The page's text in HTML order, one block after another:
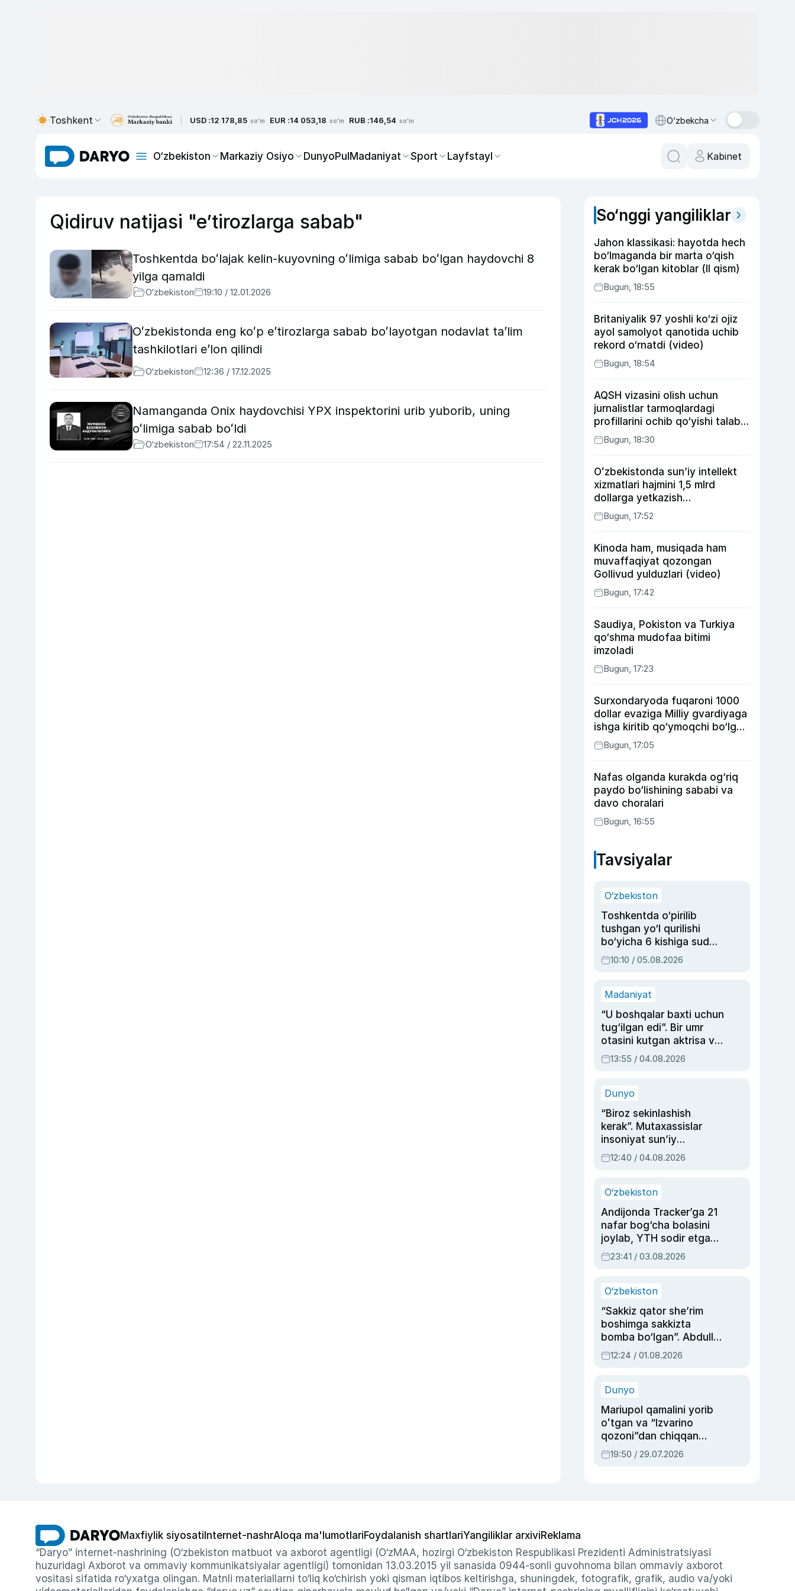
Toshkent USD :12 178,85 so'm EUR :14 053,18 so'm RUB :146,54 so'm O‘zbekcha
O‘zbekiston Markaziy Osiyo DunyoPulMadaniyat Sport Layfstayl Kabinet
Qidiruv natijasi "eʼtirozlarga sabab"
Toshkentda boʻlajak kelin-kuyovning oʻlimiga sabab boʻlgan haydovchi 8
yilga qamaldi
O‘zbekiston 19:10 / 12.01.2026
Oʻzbekistonda eng koʻp eʼtirozlarga sabab boʻlayotgan nodavlat taʼlim
tashkilotlari eʼlon qilindi
O‘zbekiston 12:36 / 17.12.2025
Namanganda Onix haydovchisi YPX inspektorini urib yuborib, uning
oʻlimiga sabab boʻldi
O‘zbekiston 17:54 / 22.11.2025
So‘nggi yangiliklar
Jahon klassikasi: hayotda hech
bo‘lmaganda bir marta o‘qish
kerak bo‘lgan kitoblar (II qism)
Bugun, 18:55
Britaniyalik 97 yoshli ko‘zi ojiz
ayol samolyot qanotida uchib
rekord o‘rnatdi (video)
Bugun, 18:54
AQSH vizasini olish uchun
jurnalistlar tarmoqlardagi
profillarini ochib qo‘yishi talab
etilishi mumkin
Bugun, 18:30
Oʻzbekistonda sunʼiy intellekt
xizmatlari hajmini 1,5 mlrd
dollarga yetkazish
rejalashtirilmoqda
Bugun, 17:52
Kinoda ham, musiqada ham
muvaffaqiyat qozongan
Gollivud yulduzlari (video)
Bugun, 17:42
Saudiya, Pokiston va Turkiya
qo‘shma mudofaa bitimi
imzoladi
Bugun, 17:23
Surxondaryoda fuqaroni 1000
dollar evaziga Milliy gvardiyaga
ishga kiritib qo‘ymoqchi bo‘lgan
shaxs ushlandi
Bugun, 17:05
Nafas olganda kurakda og‘riq
paydo bo‘lishining sababi va
davo choralari
Bugun, 16:55
Tavsiyalar
O‘zbekiston
Toshkentda o‘pirilib
tushgan yo‘l qurilishi
bo‘yicha 6 kishiga sud
hukmi o‘qildi
10:10 / 05.08.2026
Madaniyat
“U boshqalar baxti uchun
tug‘ilgan edi”. Bir umr
otasini kutgan aktrisa va
dublyaj ustasi Rimma
Ahmedovaning
13:55 / 04.08.2026
Dunyo
“Biroz sekinlashish
kerak”. Mutaxassislar
insoniyat sun’iy
intellektni boshqara
olmay qolishidan xavotir
12:40 / 04.08.2026
O‘zbekiston
Andijonda Tracker’ga 21
nafar bog‘cha bolasini
joylab, YTH sodir etgan
ayolga sud hukmi o‘qildi
23:41 / 03.08.2026
O‘zbekiston
“Sakkiz qator she’rim
boshimga sakkizta
bomba bo‘lgan”. Abdulla
Oripovni siyosiy
ayblovlardan asrab
12:24 / 01.08.2026
Dunyo
Mariupol qamalini yorib
oʻtgan va “Izvarino
qozoni”dan chiqqan
qahramon — Ukraina
armiyasi bosh
19:50 / 29.07.2026
Maxfiylik siyosati Internet-nashrAloqa ma'lumotlariFoydalanish shartlariYangiliklar arxiviReklama
“Daryo” internet-nashrining (O‘zbekiston matbuot va axborot agentligi (O‘zMAA, hozirgi O‘zbekiston Respublikasi Prezidenti Administratsiyasi
huzuridagi Axborot va ommaviy kommunikatsiyalar agentligi) tomonidan 13.03.2015 yil sanasida 0944-sonli guvohnoma bilan ommaviy axborot
vositasi sifatida ro‘yxatga olingan. Matnli materiallarni to‘liq ko‘chirish yoki qisman iqtibos keltirishga, shuningdek, fotografik, grafik, audio va/yoki